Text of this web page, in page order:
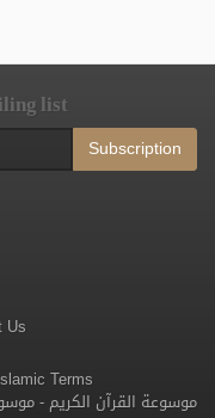
list
Subscription
Us
Terms
موسوعة القرآن الكريم -